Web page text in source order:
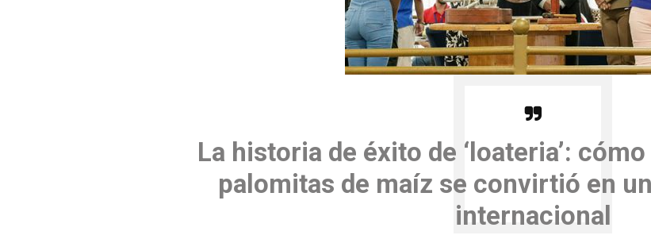
La historia de éxito de ‘loateria’:
palomitas de maíz se convirtió en
internacional